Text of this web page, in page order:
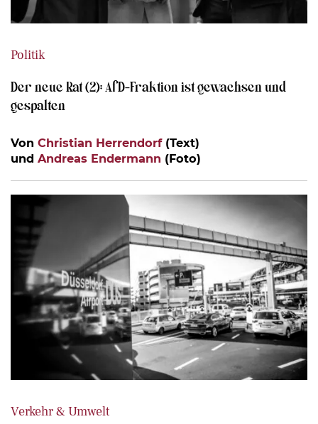
Politik
Der neue Rat (2): AfD-Fraktion ist gewachsen und
gespalten
Von Christian Herrendorf(Text)
und Andreas Endermann (Foto)
Verkehr & Umwelt